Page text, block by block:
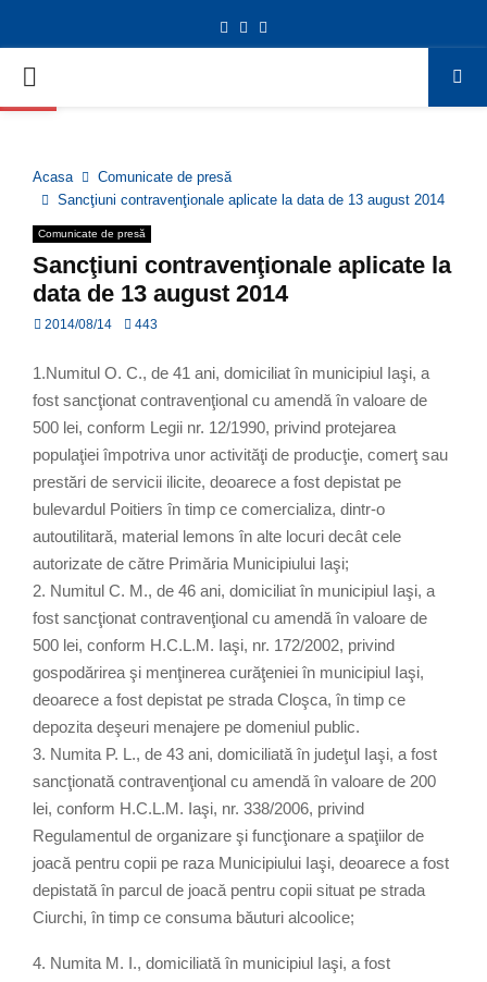
Deschide bara de unelte
Facebook
Twitter
PRIMARY
Acasa
Comunicate de presă
Sancţiuni contravenţionale aplicate la data de 13 august 2014
Comunicate de presă
Sancţiuni contravenţionale aplicate la
data de 13 august 2014
2014/08/14 443
1.Numitul O. C., de 41 ani, domiciliat în municipiul Iaşi, a
fost sancţionat contravenţional cu amendă în valoare de
500 lei, conform Legii nr. 12/1990, privind protejarea
populaţiei împotriva unor activităţi de producţie, comerţ sau
prestări de servicii ilicite, deoarece a fost depistat pe
bulevardul Poitiers în timp ce comercializa, dintr-o
autoutilitară, material lemons în alte locuri decât cele
autorizate de către Primăria Municipiului Iaşi;
2. Numitul C. M., de 46 ani, domiciliat în municipiul Iaşi, a
fost sancţionat contravenţional cu amendă în valoare de
500 lei, conform H.C.L.M. Iaşi, nr. 172/2002, privind
gospodărirea şi menţinerea curăţeniei în municipiul Iaşi,
deoarece a fost depistat pe strada Cloşca, în timp ce
depozita deşeuri menajere pe domeniul public.
3. Numita P. L., de 43 ani, domiciliată în judeţul Iaşi, a fost
sancţionată contravenţional cu amendă în valoare de 200
lei, conform H.C.L.M. Iaşi, nr. 338/2006, privind
Regulamentul de organizare şi funcţionare a spaţiilor de
joacă pentru copii pe raza Municipiului Iaşi, deoarece a fost
depistată în parcul de joacă pentru copii situat pe strada
Ciurchi, în timp ce consuma băuturi alcoolice;
4. Numita M. I., domiciliată în municipiul Iaşi, a fost